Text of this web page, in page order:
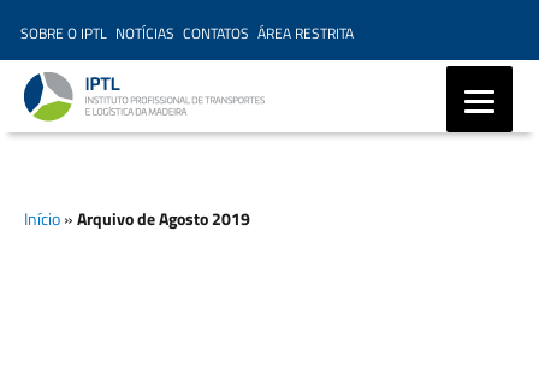
SOBRE O IPTL NOTÍCIAS CONTATOS ÁREA RESTRITA
Madeira, Ensino Profissional,
Início»Arquivo de Agosto 2019